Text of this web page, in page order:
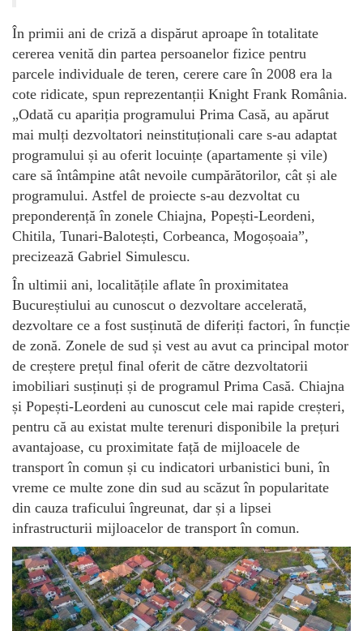
În primii ani de criză a dispărut aproape în totalitate
cererea venită din partea persoanelor fizice pentru
parcele individuale de teren, cerere care în 2008 era la
cote ridicate, spun reprezentanții Knight Frank România.
„Odată cu apariția programului Prima Casă, au apărut
mai mulți dezvoltatori neinstituționali care s-au adaptat
programului și au oferit locuințe (apartamente și vile)
care să întâmpine atât nevoile cumpărătorilor, cât și ale
programului. Astfel de proiecte s-au dezvoltat cu
preponderență în zonele Chiajna, Popești-Leordeni,
Chitila, Tunari-Balotești, Corbeanca, Mogoșoaia”,
precizează Gabriel Simulescu.
În ultimii ani, localitățile aflate în proximitatea
Bucureștiului au cunoscut o dezvoltare accelerată,
dezvoltare ce a fost susținută de diferiți factori, în funcție
de zonă. Zonele de sud și vest au avut ca principal motor
de creștere prețul final oferit de către dezvoltatorii
imobiliari susținuți și de programul Prima Casă. Chiajna
și Popești-Leordeni au cunoscut cele mai rapide creșteri,
pentru că au existat multe terenuri disponibile la prețuri
avantajoase, cu proximitate față de mijloacele de
transport în comun și cu indicatori urbanistici buni, în
vreme ce multe zone din sud au scăzut în popularitate
din cauza traficului îngreunat, dar și a lipsei
infrastructurii mijloacelor de transport în comun.